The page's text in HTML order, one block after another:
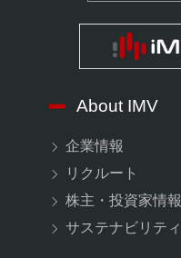
About IMV
企業情報
リクルート
株主・投資家情報
サステナビリティ